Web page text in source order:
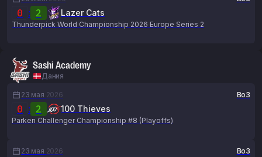
0 : 2 Lazer Cats
Thunderpick World Championship 2026 Europe Series 2
Sashi Academy
Дания
23 мая 2026 Bo3
0 : 2 100 Thieves
Parken Challenger Championship #8 (Playoffs)
23 мая 2026 Bo3